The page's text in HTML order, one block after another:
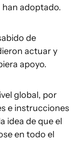
adoptado.
de
actuar y
apoyo.
global, por
e instrucciones
idea de que el
en todo el